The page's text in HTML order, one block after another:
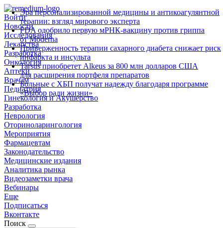
Войти
Новости
Исследования
Лекарства
Разработка
Онкология
Аптеки
Врачам
Педиатрия
Гинекология и Акушерство
Разработка
Неврология
Оториноларингология
Мероприятия
Фармацевтам
Законодательство
Медицинские издания
Аналитика рынка
Видеозаметки врача
Вебинары
Еще
Подписаться
Вконтакте
Поиск
Эра персонализированной медицины и антикоагулянтной
терапии: взгляд мирового эксперта
FDA одобрило первую мРНК‑вакцину против гриппа
от Moderna
Приверженность терапии сахарного диабета снижает риск
инфаркта и инсульта
Tarsus приобретет Alkeus за 800 млн долларов США
для расширения портфеля препаратов
Больные с ХБП получат надежду благодаря программе
«Выбор ради жизни»